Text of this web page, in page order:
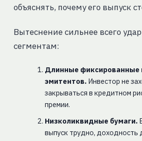
объяснять, почему его выпуск
Вытеснение сильнее всего
сегментам:
Длинные фиксированные
эмитентов.Инвестор не
закрываться в кредитном
премии.
Низколиквидные бумаги.
выпуск трудно, доходность